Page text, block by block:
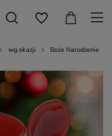
wg okazji Boże Narodzenie